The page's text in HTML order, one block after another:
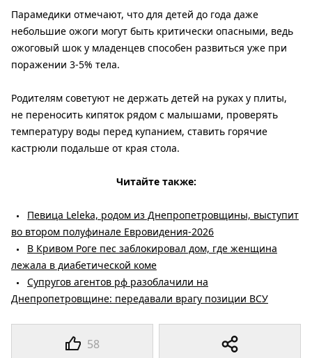
58
Парамедики отмечают, что для детей до года даже
небольшие ожоги могут быть критически опасными, ведь
ожоговый шок у младенцев способен развиться уже при
поражении 3-5% тела.
Родителям советуют не держать детей на руках у плиты,
не переносить кипяток рядом с малышами, проверять
температуру воды перед купанием, ставить горячие
кастрюли подальше от края стола.
Читайте также:
Певица Leleka, родом из Днепропетровщины, выступит
во втором полуфинале Евровидения-2026
В Кривом Роге пес заблокировал дом, где женщина
лежала в диабетической коме
Супругов агентов рф разоблачили на
Днепропетровщине: передавали врагу позиции ВСУ